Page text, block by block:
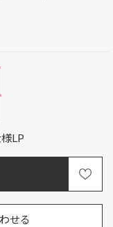
LP
せる